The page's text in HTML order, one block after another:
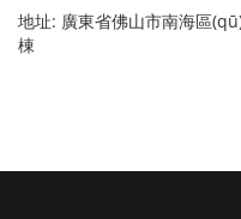
地址: 廣東省佛山市南海區
棟